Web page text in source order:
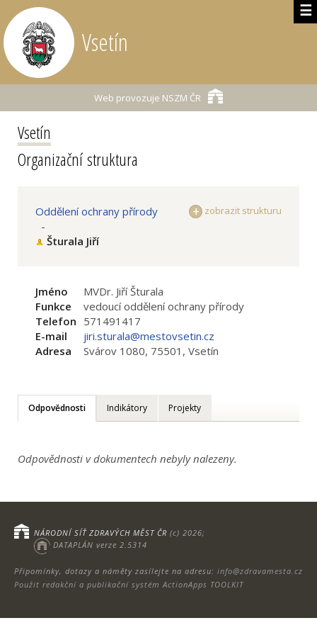
☰
Vsetín
Web provozuje NSZM ČR
Vsetín
Organizační struktura
zobrazit strukturu
Oddělení ochrany přírody
-
Šturala Jiří
Jméno
MVDr. Jiří Šturala
Funkce
vedoucí oddělení ochrany přírody
Telefon 571491417
E-mail
jiri.sturala@mestovsetin.cz
Adresa
Svárov 1080, 75501, Vsetín
Odpovědnosti Indikátory Projekty
Odpovědnosti v dokumentech nebyly nalezeny.
Připomínky, dotazy a náměty zasílejte na adresu: info@zdravamesta.cz
Použit redakční a publikační systém ActionApps TOOLKIT
NÁRODNÍ SÍŤ ZDRAVÝCH MĚST ČR (c) 2026;
DATAPLÁN verze 2.5314